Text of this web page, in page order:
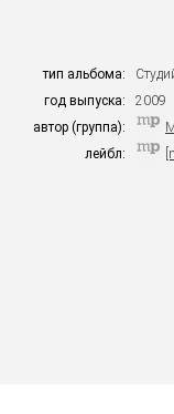
тип альбома:
год выпуска:
2009
автор (группа):
лейбл: